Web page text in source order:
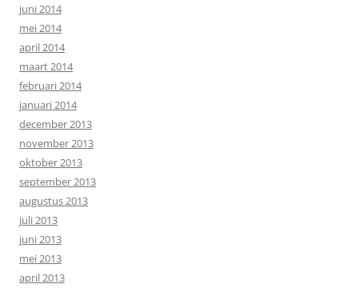
juni 2014
mei 2014
april 2014
maart 2014
februari 2014
januari 2014
december 2013
november 2013
oktober 2013
september 2013
augustus 2013
juli 2013
juni 2013
mei 2013
april 2013